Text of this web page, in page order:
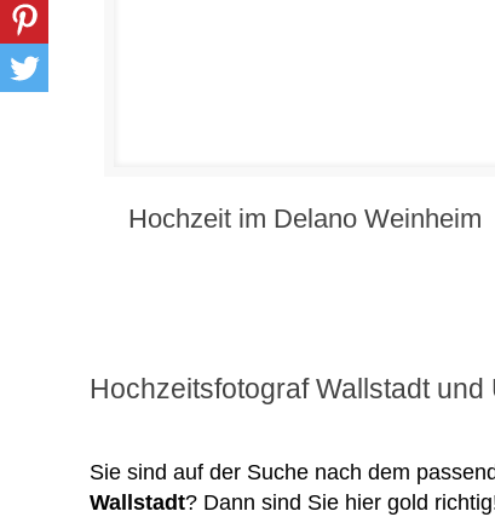
Hochzeit im Delano Weinheim
Hochzeitsfotograf Wallstadt und
Sie sind auf der Suche nach dem
Wallstadt? Dann sind Sie hier gold